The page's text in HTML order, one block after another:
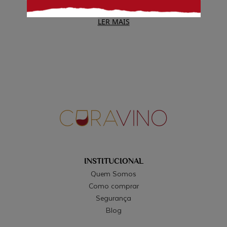
tradições vinícolas seculares.
Descubra as características únicas dos vinhos
acompanhar sobremesas ou ser apreciados como
licorosos
Cada tipo de vinho licoroso possui um perfil de sabor
distinto. O Moscatel é famoso por suas notas florais e
frutadas, com toques de mel e laranja. O Vinho do
Porto oferece sabores de frutas vermelhas maduras,
LER MAIS
INSTITUCIONAL
Quem Somos
Como comprar
Segurança
Blog